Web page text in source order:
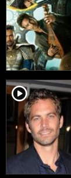
player2